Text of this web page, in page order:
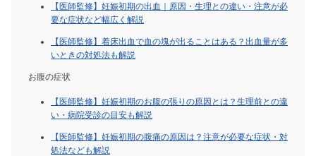
【医師監修】妊娠初期の出血｜原因・生理との違い・注意が必
要な症状など幅広く解説
【医師監修】着床出血で血の塊が出ることはある？出血量が多
いときの対処法も解説
お腹の症状
【医師監修】妊娠初期のお腹の張りの原因とは？生理前との違
い・病院受診の目安も解説
【医師監修】妊娠初期の腹痛の原因は？注意が必要な症状・対
処法なども解説